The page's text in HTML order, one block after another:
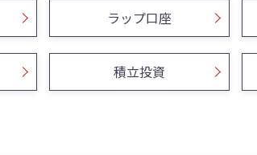
ラップ口座
積立投資